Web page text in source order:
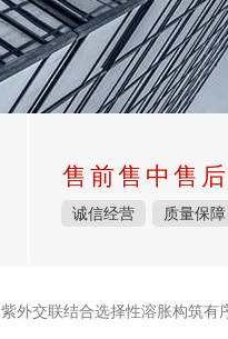
售前售中售
诚信经营 质量保障
紫外交联结合选择性溶胀构筑有